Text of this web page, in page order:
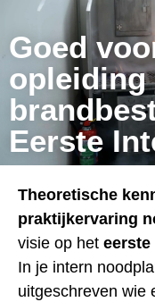
Goed
opleiding
Eerste
Theoretische
praktijkervaring
visie op het
In je intern
uitgeschreven wie